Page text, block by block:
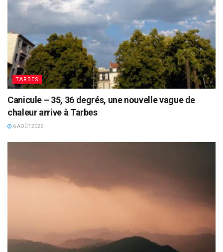
TARBES
Canicule – 35, 36 degrés, une nouvelle vague de
chaleur arrive à Tarbes
6 AOÛT 2026